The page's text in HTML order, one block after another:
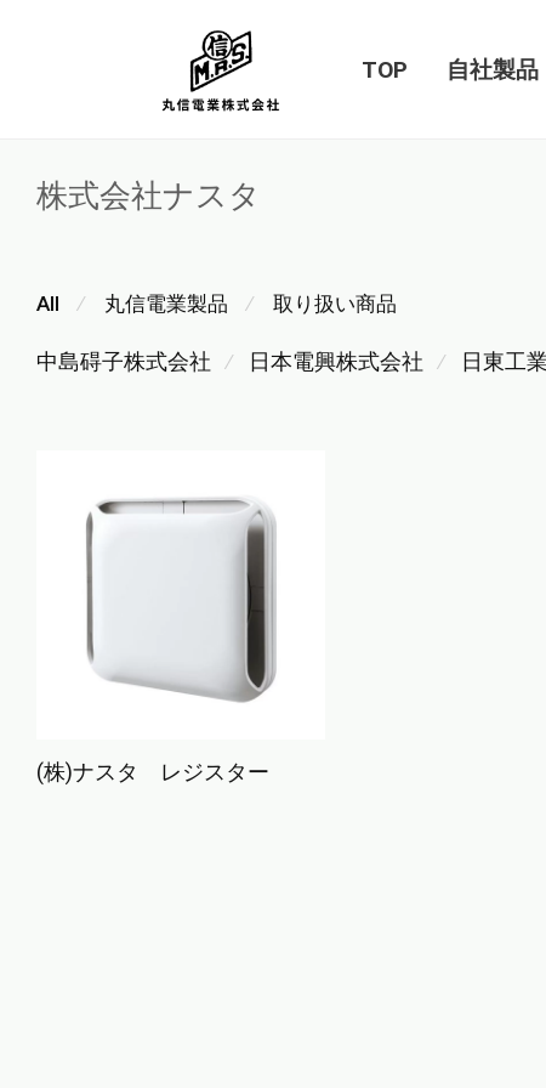
TOP 自社製品
株式会社ナスタ
All ⁄ 丸信電業製品 ⁄ 取り扱い商品
中島碍子株式会社 ⁄ 日本電興株式会社 ⁄ 日東工
(株)ナスタ レジスター